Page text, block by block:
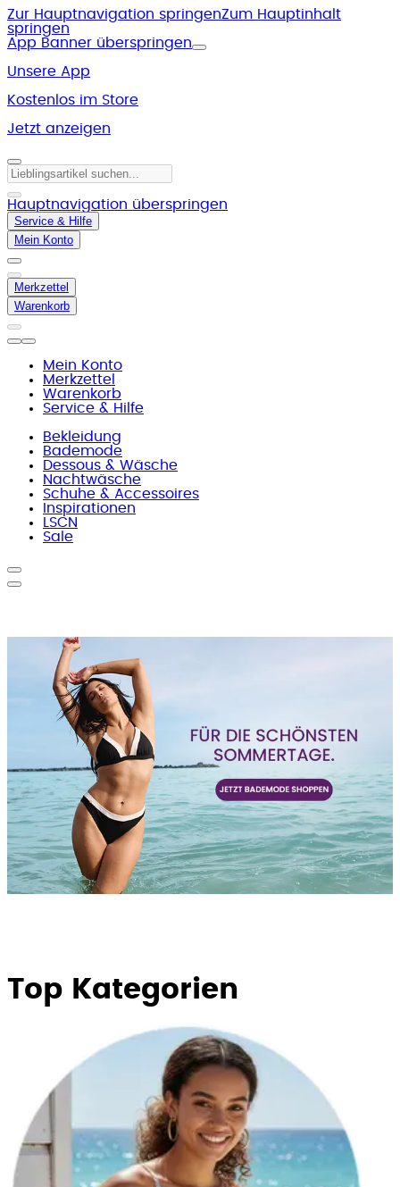
Zur Hauptnavigation springenZum Hauptinhalt
springen
App Banner überspringen
Unsere App
Kostenlos im Store
Jetzt anzeigen
Hauptnavigation überspringen
Service & Hilfe
Mein Konto
Merkzettel
Warenkorb
Mein Konto
Merkzettel
Warenkorb
Service & Hilfe
Bekleidung
Bademode
Dessous & Wäsche
Nachtwäsche
Schuhe & Accessoires
Inspirationen
LSCN
Sale
Top Kategorien